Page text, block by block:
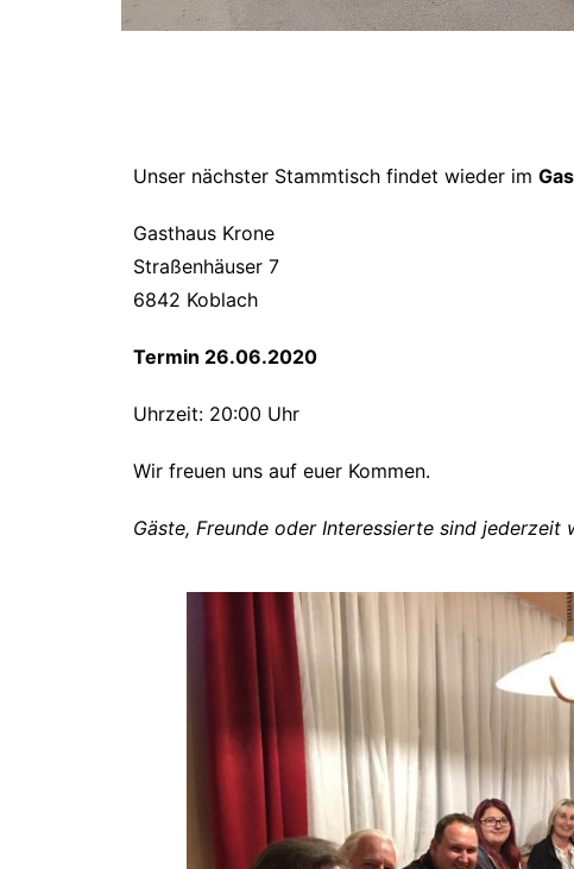
Unser nächster Stammtisch findet wieder im
Gasthaus Krone
Straßenhäuser 7
6842 Koblach
Termin 26.06.2020
Uhrzeit: 20:00 Uhr
Wir freuen uns auf euer Kommen.
Gäste, Freunde oder Interessierte sind jederzeit